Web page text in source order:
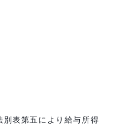
表第五により給与所得